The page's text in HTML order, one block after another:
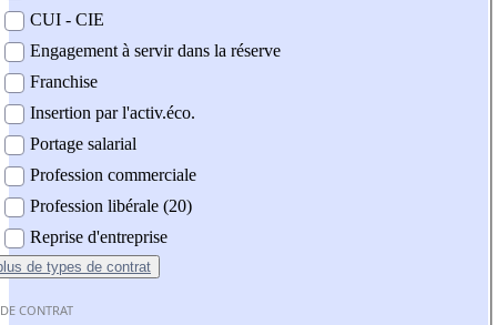
CUI - CIE
Engagement à servir dans la réserve
Franchise
Insertion par l'activ.éco.
Portage salarial
Profession commerciale
Profession libérale (20)
Reprise d'entreprise
de types de contrat
CONTRAT